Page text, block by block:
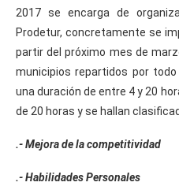
2017 se encarga de
Prodetur, concretamente se
partir del próximo mes de
municipios repartidos por
una duración de entre 4 y 20
de 20 horas y se hallan
.- Mejora de la competitividad
.- Habilidades Personales